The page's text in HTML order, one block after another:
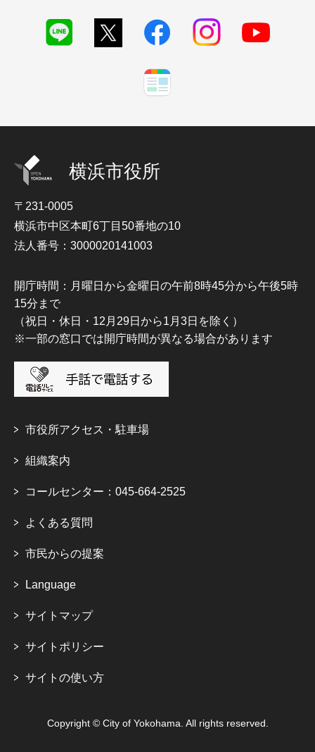
横浜市役所
〒231-0005
横浜市中区本町6丁目50番地の10
法人番号：3000020141003
開庁時間：月曜日から金曜日の午前8時45分から午後5時
15分まで
（祝日・休日・12月29日から1月3日を除く）
※一部の窓口では開庁時間が異なる場合があります
市役所アクセス・駐車場
組織案内
コールセンター：045-664-2525
よくある質問
市民からの提案
Language
サイトマップ
サイトポリシー
サイトの使い方
Copyright © City of Yokohama. All rights reserved.